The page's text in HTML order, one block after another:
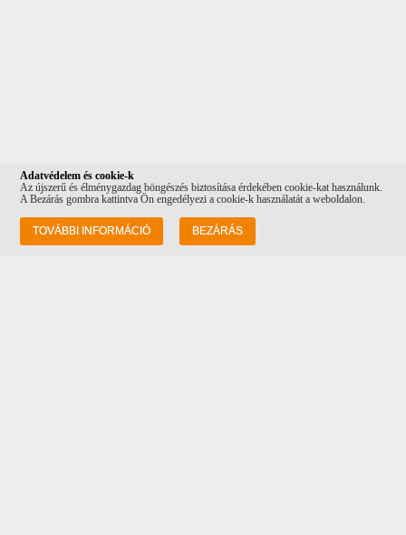
Információk
Adatvédelem és cookie-k
Az újszerű és élménygazdag böngészés biztosítása érdekében cookie-kat használunk.
A Bezárás gombra kattintva Ön engedélyezi a cookie-k használatát a weboldalon.
TOVÁBBI INFORMÁCIÓ BEZÁRÁS